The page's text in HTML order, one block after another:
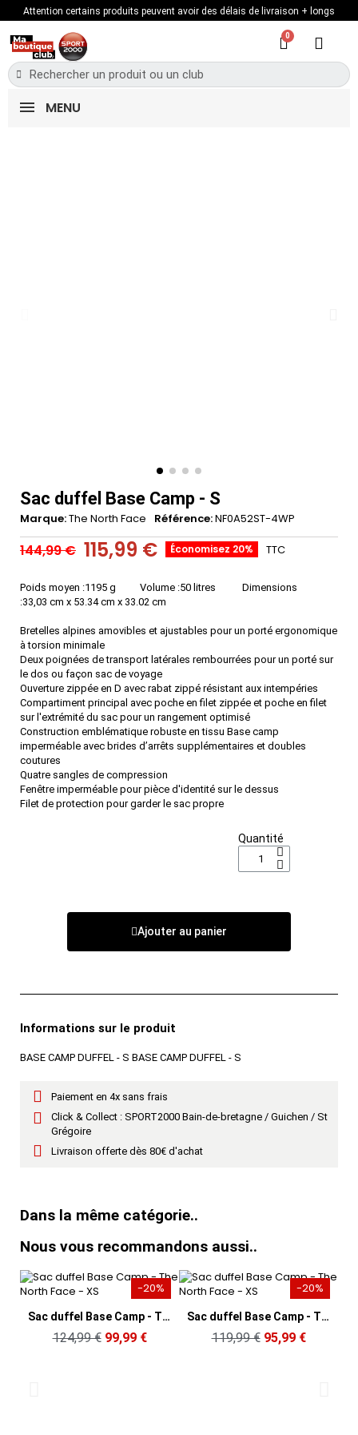
Attention certains produits peuvent avoir des délais de livraison + longs
MENU
Sac duffel Base Camp - S
Marque The North Face Référence NF0A52ST-4WP
144,99 € 115,99 € Économisez 20% TTC
Poids moyen :1195 g Volume :50 litres Dimensions
:33,03 cm x 53.34 cm x 33.02 cm
Bretelles alpines amovibles et ajustables pour un porté ergonomique
à torsion minimale
Deux poignées de transport latérales rembourrées pour un porté sur
le dos ou façon sac de voyage
Ouverture zippée en D avec rabat zippé résistant aux intempéries
Compartiment principal avec poche en filet zippée et poche en filet
sur l'extrémité du sac pour un rangement optimisé
Construction emblématique robuste en tissu Base camp
imperméable avec brides d’arrêts supplémentaires et doubles
coutures
Quatre sangles de compression
Fenêtre imperméable pour pièce d'identité sur le dessus
Filet de protection pour garder le sac propre
Quantité
Ajouter au panier
Informations sur le produit
BASE CAMP DUFFEL - S BASE CAMP DUFFEL - S
Paiement en 4x sans frais
Click & Collect : SPORT2000 Bain-de-bretagne / Guichen / St
Grégoire
Livraison offerte dès 80€ d'achat
Dans la même catégorie..
Nous vous recommandons aussi..
Aperçu rapide
-20%
Sac duffel Base Camp - The North Face - XS
124,99 € 99,99 €
Aperçu rapide
-20%
Sac duffel Base Camp - The North Face - XS
119,99 € 95,99 €